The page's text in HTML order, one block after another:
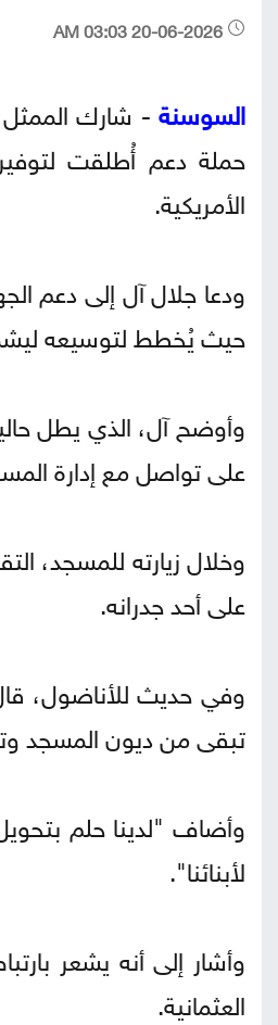
السوسنة- شارك
حملة دعم أُطلقت
الأمريكية.
ودعا جلال آل إلى دعم
حيث يُخطط لتوسيعه
وأوضح آل، الذي يطل
على تواصل مع إدارة
وخلال زيارته للمسجد،
على أحد جدرانه.
وفي حديث للأناضول،
تبقى من ديون المسجد
وأضاف "لدينا حلم
لأبنائنا".
وأشار إلى أنه يشعر
العثمانية.